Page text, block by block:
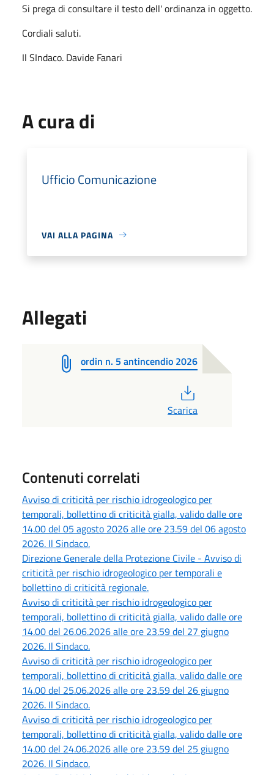
Si prega di consultare il testo dell' ordinanza in oggetto.
Cordiali saluti.
Il SIndaco. Davide Fanari
A cura di
Ufficio Comunicazione
VAI ALLA PAGINA
Allegati
ordin n. 5 antincendio 2026
Scarica
Contenuti correlati
Avviso di criticità per rischio idrogeologico per
temporali, bollettino di criticità gialla, valido dalle ore
14.00 del 05 agosto 2026 alle ore 23.59 del 06 agosto
2026. Il Sindaco.
Direzione Generale della Protezione Civile - Avviso di
criticità per rischio idrogeologico per temporali e
bollettino di criticità regionale.
Avviso di criticità per rischio idrogeologico per
temporali, bollettino di criticità gialla, valido dalle ore
14.00 del 26.06.2026 alle ore 23.59 del 27 giugno
2026. Il Sindaco.
Avviso di criticità per rischio idrogeologico per
temporali, bollettino di criticità gialla, valido dalle ore
14.00 del 25.06.2026 alle ore 23.59 del 26 giugno
2026. Il Sindaco.
Avviso di criticità per rischio idrogeologico per
temporali, bollettino di criticità gialla, valido dalle ore
14.00 del 24.06.2026 alle ore 23.59 del 25 giugno
2026. Il Sindaco.